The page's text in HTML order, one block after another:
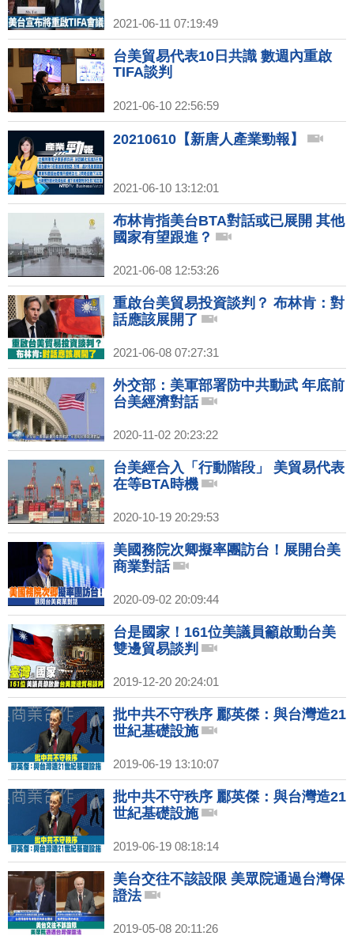
2021-06-11 07:19:49
台美貿易代表10日共識 數週內重啟
TIFA談判
2021-06-10 22:56:59
20210610【新唐人產業勁報】
2021-06-10 13:12:01
布林肯指美台BTA對話或已展開 其他
國家有望跟進？
2021-06-08 12:53:26
重啟台美貿易投資談判？ 布林肯：對
話應該展開了
2021-06-08 07:27:31
外交部：美軍部署防中共動武 年底前
台美經濟對話
2020-11-02 20:23:22
台美經合入「行動階段」 美貿易代表
在等BTA時機
2020-10-19 20:29:53
美國務院次卿擬率團訪台！展開台美
商業對話
2020-09-02 20:09:44
台是國家！161位美議員籲啟動台美
雙邊貿易談判
2019-12-20 20:24:01
批中共不守秩序 酈英傑：與台灣造21
世紀基礎設施
2019-06-19 13:10:07
批中共不守秩序 酈英傑：與台灣造21
世紀基礎設施
2019-06-19 08:18:14
美台交往不該設限 美眾院通過台灣保
證法
2019-05-08 20:11:26